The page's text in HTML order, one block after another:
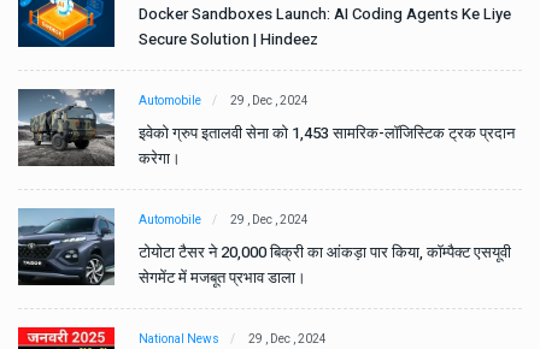
Docker Sandboxes Launch: AI Coding Agents Ke Liye
Secure Solution | Hindeez
Automobile 29 , Dec , 2024
इवेको ग्रुप इतालवी सेना को 1,453 सामरिक-लॉजिस्टिक ट्रक प्रदान
करेगा।
Automobile 29 , Dec , 2024
टोयोटा टैसर ने 20,000 बिक्री का आंकड़ा पार किया, कॉम्पैक्ट एसयूवी
सेगमेंट में मजबूत प्रभाव डाला।
National News 29 , Dec , 2024